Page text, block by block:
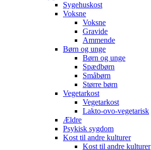
Sygehuskost
Voksne
Voksne
Gravide
Ammende
Børn og unge
Børn og unge
Spædbørn
Småbørn
Større børn
Vegetarkost
Vegetarkost
Lakto-ovo-vegetarisk
Ældre
Psykisk sygdom
Kost til andre kulturer
Kost til andre kulturer